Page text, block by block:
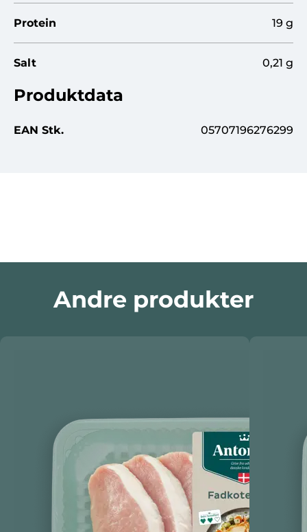
Protein 19 g
Salt 0,21 g
Produktdata
EAN Stk. 05707196276299
Andre produkter